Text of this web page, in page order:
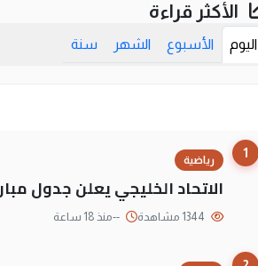
الأكثر قراءة
اليوم الأسبوع الشهر سنة
1
رياضية
الاتحاد الخليجي يعلن جدول مباريات "خليجي 27"
--منذ 18 ساعة